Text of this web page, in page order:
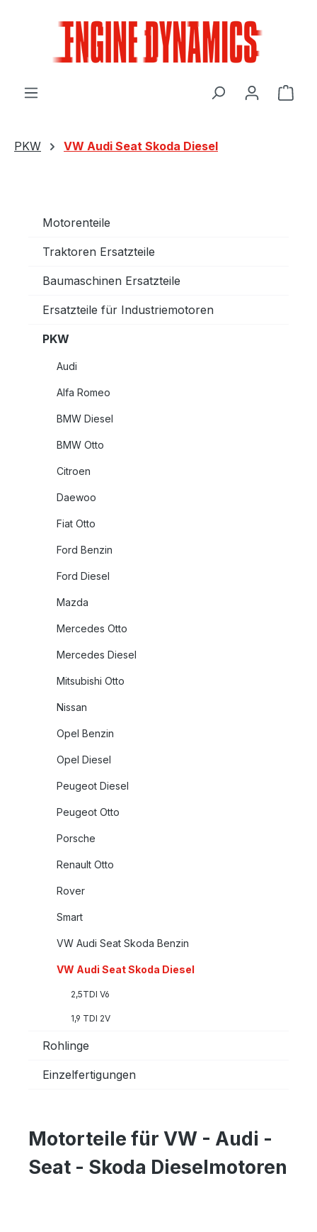
PKW VW Audi Seat Skoda Diesel
Motorenteile
Traktoren Ersatzteile
Baumaschinen Ersatzteile
Ersatzteile für Industriemotoren
PKW
Audi
Alfa Romeo
BMW Diesel
BMW Otto
Citroen
Daewoo
Fiat Otto
Ford Benzin
Ford Diesel
Mazda
Mercedes Otto
Mercedes Diesel
Mitsubishi Otto
Nissan
Opel Benzin
Opel Diesel
Peugeot Diesel
Peugeot Otto
Porsche
Renault Otto
Rover
Smart
VW Audi Seat Skoda Benzin
VW Audi Seat Skoda Diesel
2,5TDI V6
1,9 TDI 2V
Rohlinge
Einzelfertigungen
Motorteile für VW - Audi -
Seat - Skoda Dieselmotoren